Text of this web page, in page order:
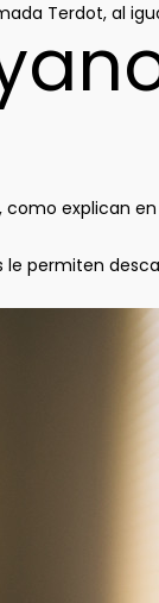
Terdot, al
, como explican en
permiten